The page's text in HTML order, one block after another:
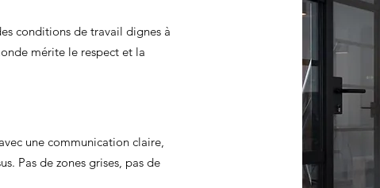
conditions de travail dignes à
mérite le respect et la
une communication claire,
Pas de zones grises, pas de